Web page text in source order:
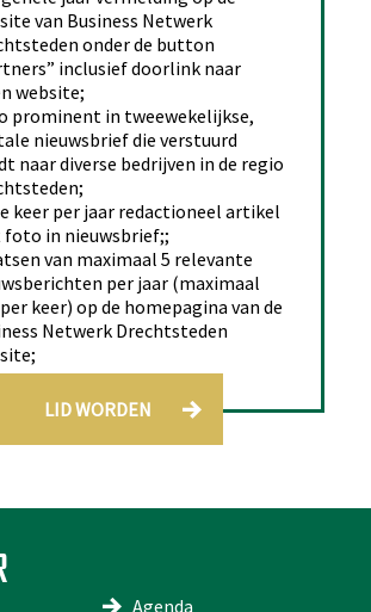
van Business Netwerk
onder de button
inclusief doorlink naar
website;
prominent in tweewekelijkse,
nieuwsbrief die verstuurd
naar diverse bedrijven in de regio
keer per jaar redactioneel artikel
foto in nieuwsbrief;;
van maximaal 5 relevante
per jaar (maximaal
keer) op de homepagina van de
Netwerk Drechtsteden
LID WORDEN
Agenda